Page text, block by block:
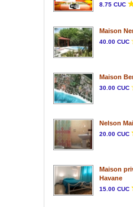
8.75 CUC
Maison
40.00 CUC
Maison
30.00 CUC
Nelson
20.00 CUC
Maison
Havane
15.00 CUC